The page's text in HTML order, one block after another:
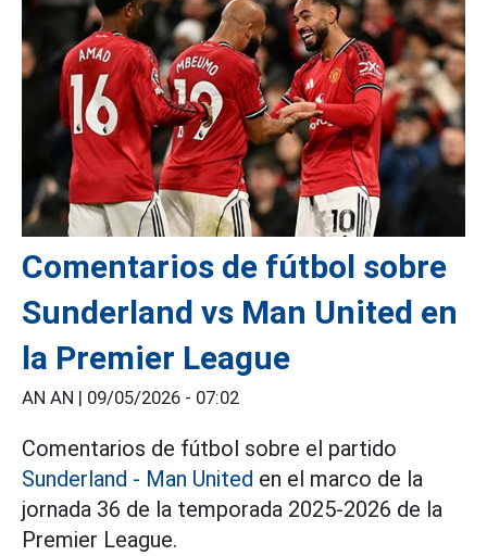
Comentarios de fútbol sobre
Sunderland vs Man United en
la Premier League
AN AN | 09/05/2026 - 07:02
Comentarios de fútbol sobre el partido
Sunderland - Man United en el marco de la
jornada 36 de la temporada 2025-2026 de la
Premier League.